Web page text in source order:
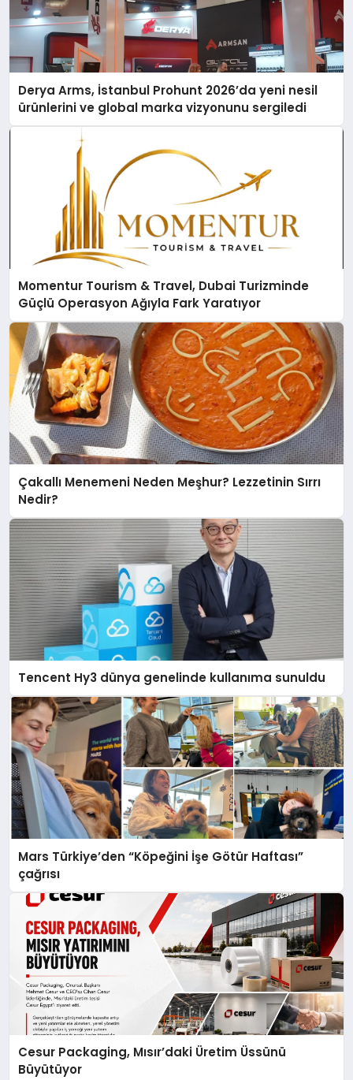
Derya Arms, İstanbul Prohunt 2026’da yeni nesil
ürünlerini ve global marka vizyonunu sergiledi
Momentur Tourism & Travel, Dubai Turizminde
Güçlü Operasyon Ağıyla Fark Yaratıyor
Çakallı Menemeni Neden Meşhur? Lezzetinin Sırrı
Nedir?
Tencent Hy3 dünya genelinde kullanıma sunuldu
Mars Türkiye’den “Köpeğini İşe Götür Haftası”
çağrısı
Cesur Packaging, Mısır’daki Üretim Üssünü
Büyütüyor